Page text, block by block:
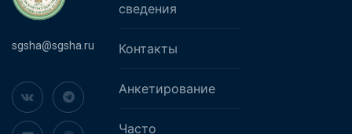
sgsha@sgsha.ru
сведения
Контакты
Анкетирование
Часто